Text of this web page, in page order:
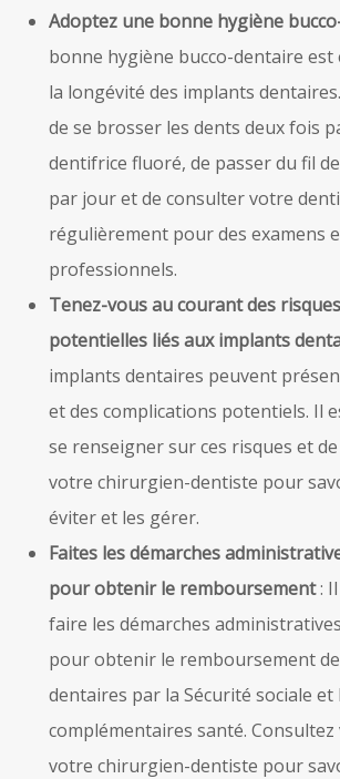
Adoptez une bonne hygiène
bonne hygiène bucco-dentaire
la longévité des implants
de se brosser les dents deux fois
dentifrice fluoré, de passer du fil
par jour et de consulter votre
régulièrement pour des examens
professionnels.
Tenez-vous au courant des
potentielles liés aux implants
implants dentaires peuvent
et des complications potentiels. Il
se renseigner sur ces risques et
votre chirurgien-dentiste pour
éviter et les gérer.
Faites les démarches
pour obtenir le remboursement:
faire les démarches
pour obtenir le remboursement
dentaires par la Sécurité sociale et
complémentaires santé.
votre chirurgien-dentiste pour